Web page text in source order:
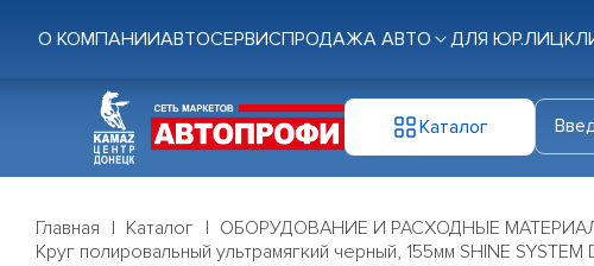
О КОМПАНИИАВТОСЕРВИСПРОДАЖА АВТО ДЛЯ ЮР.ЛИЦ
Каталог
Главная Каталог ОБОРУДОВАНИЕ И РАСХОДНЫЕ
Круг полировальный ультрамягкий черный, 155мм SHINE SYSTEM